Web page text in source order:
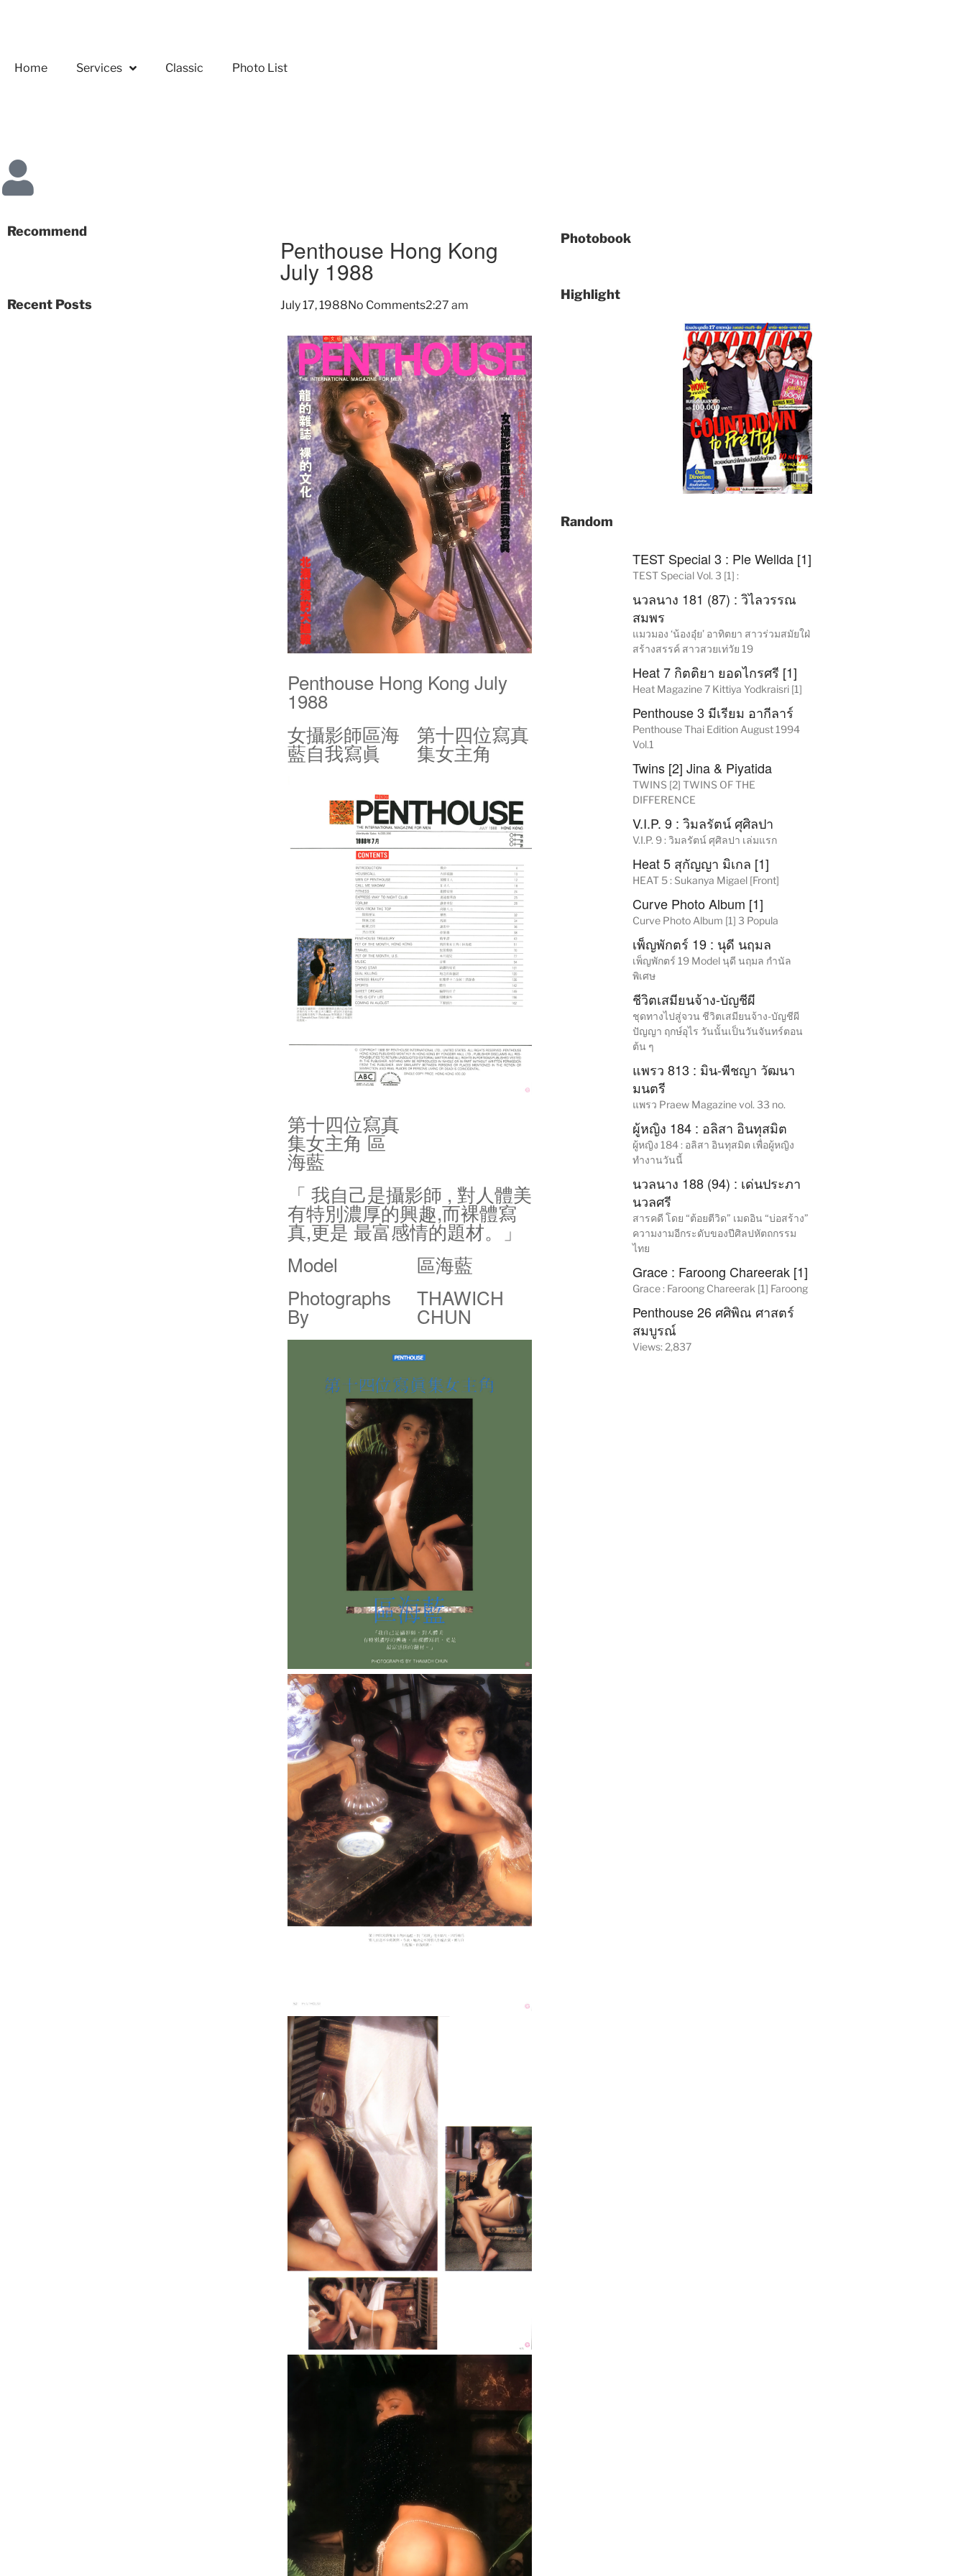
Home Services Classic Photo List
Recommend
Recent Posts
Penthouse Hong Kong
July 1988
July 17, 1988No Comments2:27 am
Penthouse Hong Kong July
1988
女攝影師區海
藍自我寫眞
第十四位寫真
集女主角
第十四位寫真
集女主角 區
海藍
「 我自己是攝影師 , 對人體美
有特別濃厚的興趣,而裸體寫
真,更是 最富感情的題材。」
Model
區海藍
Photographs
By
THAWICH
CHUN
Photobook
IN Magazine
Highlight
Random
TEST Special 3 : Ple Wellda [1]
TEST Special Vol. 3 [1] :
นวลนาง 181 (87) : วิไลวรรณ
สมพร
แมวมอง ‘น้องอุ๋ย’ อาทิตยา สาวร่วมสมัยใฝ่
สร้างสรรค์ สาวสวยเท่วัย 19
Heat 7 กิตติยา ยอดไกรศรี [1]
Heat Magazine 7 Kittiya Yodkraisri [1]
Penthouse 3 มีเรียม อากีลาร์
Penthouse Thai Edition August 1994
Vol.1
Twins [2] Jina & Piyatida
TWINS [2] TWINS OF THE
DIFFERENCE
V.I.P. 9 : วิมลรัตน์ ศุศิลปา
V.I.P. 9 : วิมลรัตน์ ศุศิลปา เล่มแรก
Heat 5 สุกัญญา มิเกล [1]
HEAT 5 : Sukanya Migael [Front]
Curve Photo Album [1]
Curve Photo Album [1] 3 Popula
เพ็ญพักตร์ 19 : นุดี นฤมล
เพ็ญพักตร์ 19 Model นุดี นฤมล กำนัล
พิเศษ
ชีวิตเสมียนจ้าง-บัญชีผี
ชุดทางไปสู่จวน ชีวิตเสมียนจ้าง-บัญชีผี
ปัญญา ฤกษ์อุไร วันนั้นเป็นวันจันทร์ตอน
ต้น ๆ
แพรว 813 : มิน-พีชญา วัฒนา
มนตรี
แพรว Praew Magazine vol. 33 no.
ผู้หญิง 184 : อลิสา อินทุสมิต
ผู้หญิง 184 : อลิสา อินทุสมิต เพื่อผู้หญิง
ทำงานวันนี้
นวลนาง 188 (94) : เด่นประภา
นวลศรี
สารคดี โดย “ต้อยตีวิด” เมดอิน “บ่อสร้าง”
ความงามอีกระดับของปีศิลปหัตถกรรม
ไทย
Grace : Faroong Chareerak [1]
Grace : Faroong Chareerak [1] Faroong
Penthouse 26 ศศิพิณ ศาสตร์
สมบูรณ์
Views: 2,837